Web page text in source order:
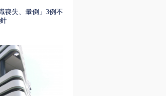
喪失、暈倒」3例不